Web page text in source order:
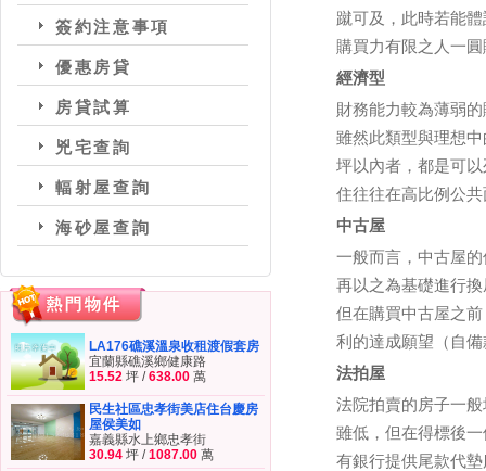
簽約注意事項
優惠房貸
房貸試算
兇宅查詢
輻射屋查詢
海砂屋查詢
LA176礁溪溫泉收租渡假套房
宜蘭縣礁溪鄉健康路
15.52 坪 /638.00 萬
民生社區忠孝街美店住台慶房
屋侯美如
嘉義縣水上鄉忠孝街
30.94 坪 /1087.00 萬
蹴可及，此時若能
購買力有限之人一
經濟型
財務能力較為薄弱
雖然此類型與理想
坪以內者，都是可
住往往在高比例公
中古屋
一般而言，中古屋
再以之為基礎進行
但在購買中古屋之
利的達成願望（自
法拍屋
法院拍賣的房子一
雖低，但在得標後
有銀行提供尾款代